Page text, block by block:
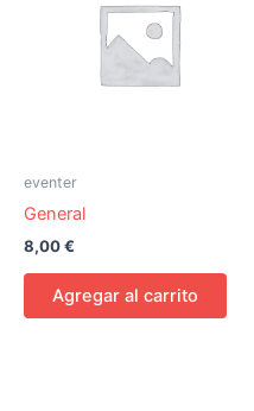
eventer
General
8,00€
Agregar al carrito